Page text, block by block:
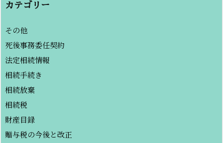
カテゴリー
その他
死後事務委任契約
法定相続情報
相続手続き
相続放棄
相続税
財産目録
贈与税の今後と改正